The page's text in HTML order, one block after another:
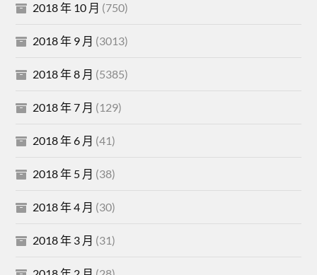
2018 年 10 月 (750)
2018 年 9 月 (3013)
2018 年 8 月 (5385)
2018 年 7 月 (129)
2018 年 6 月 (41)
2018 年 5 月 (38)
2018 年 4 月 (30)
2018 年 3 月 (31)